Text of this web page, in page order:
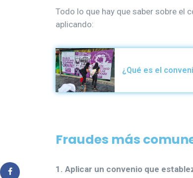
Todo lo que hay que saber sobre el
aplicando:
¿Qué es el
Fraudes más
1. Aplicar un convenio que